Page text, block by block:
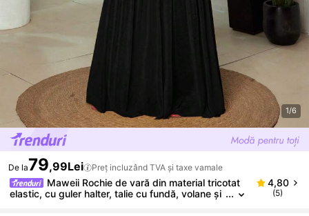
1/6
De la79,99Lei Preț incluzând TVA și taxe vamale
Maweii Rochie de vară din material tricotat
elastic, cu guler halter, talie cu fundă, volane și
4,80
(5)